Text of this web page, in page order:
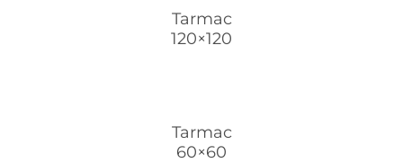
Tarmac
120×120
Tarmac
60×60